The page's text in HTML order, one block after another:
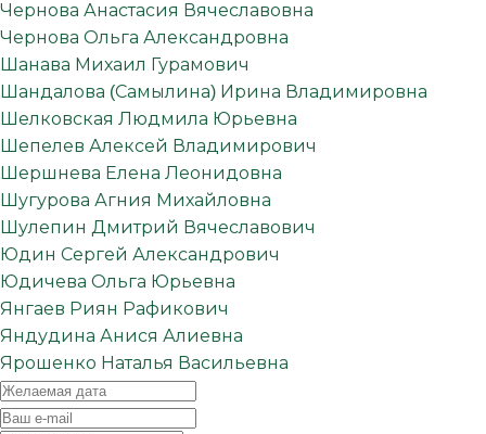
Чернова Анастасия Вячеславовна
Чернова Ольга Александровна
Шанава Михаил Гурамович
Шандалова (Самылина) Ирина Владимировна
Шелковская Людмила Юрьевна
Шепелев Алексей Владимирович
Шершнева Елена Леонидовна
Шугурова Агния Михайловна
Шулепин Дмитрий Вячеславович
Юдин Сергей Александрович
Юдичева Ольга Юрьевна
Янгаев Риян Рафикович
Яндудина Анися Алиевна
Ярошенко Наталья Васильевна